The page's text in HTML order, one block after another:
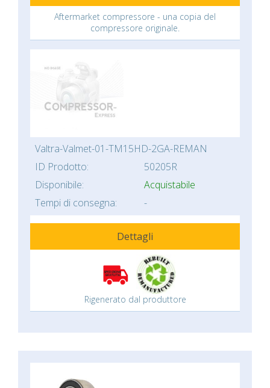
Aftermarket compressore - una copia del
compressore originale.
Valtra-Valmet-01-TM15HD-2GA-REMAN
ID Prodotto:
50205R
Disponibile:
Acquistabile
Tempi di consegna:
-
Dettagli
Rigenerato dal produttore